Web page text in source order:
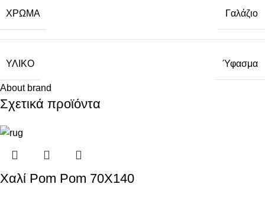
ΧΡΏΜΑ Γαλάζιο
ΥΛΙΚΌ Ύφασμα
About brand
Σχετικά προϊόντα
Χαλί Pom Pom 70X140